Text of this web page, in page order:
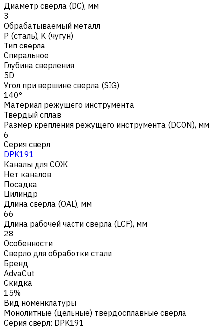
Диаметр сверла (DC), мм
3
Обрабатываемый металл
Р (сталь), K (чугун)
Тип сверла
Спиральное
Глубина сверления
5D
Угол при вершине сверла (SIG)
140°
Материал режущего инструмента
Твердый сплав
Размер крепления режущего инструмента (DCON), мм
6
Серия сверл
DPK191
Каналы для СОЖ
Нет каналов
Посадка
Цилиндр
Длина сверла (OAL), мм
66
Длина рабочей части сверла (LCF), мм
28
Особенности
Сверло для обработки стали
Бренд
AdvaCut
Скидка
15%
Вид номенклатуры
Монолитные (цельные) твердосплавные сверла
Серия сверл: DPK191